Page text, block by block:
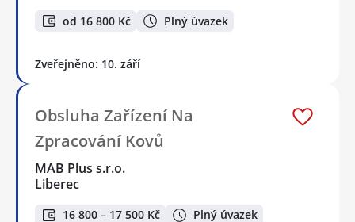
od 16 800 Kč Plný úvazek
Zveřejněno: 10. září
Obsluha Zařízení Na
Zpracování Kovů
MAB Plus s.r.o.
Liberec
16 800 – 17 500 Kč Plný úvazek